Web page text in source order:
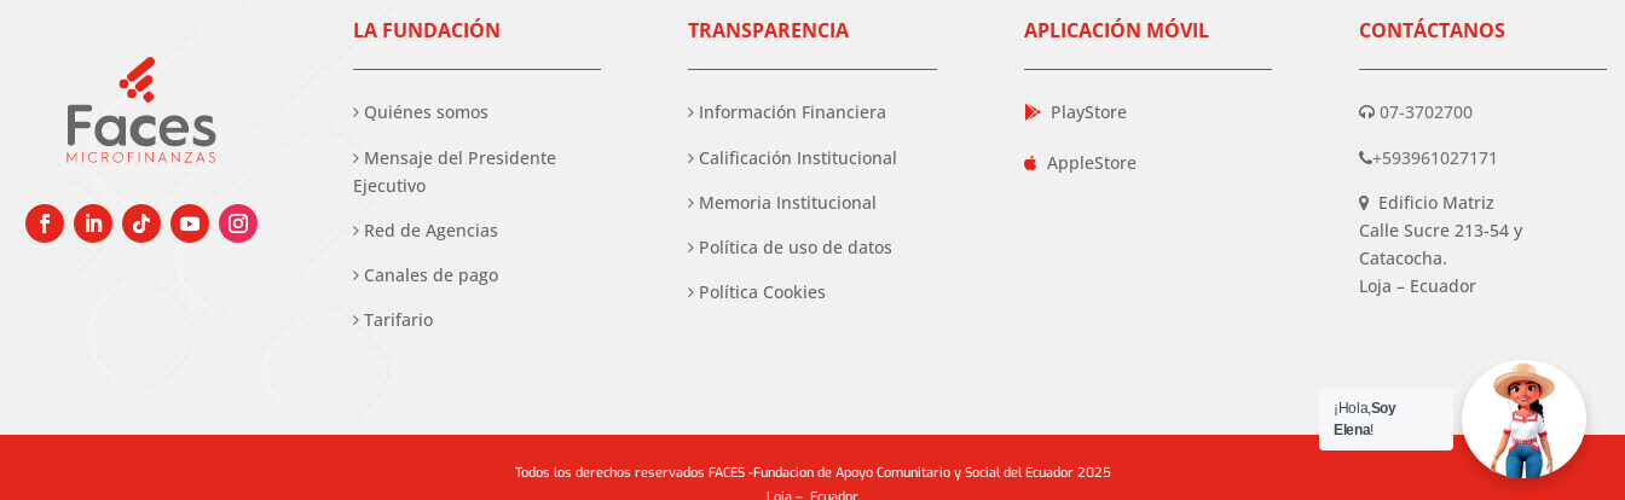
LA FUNDACIÓN
Quiénes somos
Mensaje del Presidente
Ejecutivo
Red de Agencias
Canales de pago
Tarifario
TRANSPARENCIA
Información Financiera
Calificación Institucional
Memoria Institucional
Política de uso de datos
Política Cookies
APLICACIÓN MÓVIL
PlayStore
AppleStore
CONTÁCTANOS
07-3702700
+593961027171
Edificio Matriz
Calle Sucre 213-54 y
Catacocha.
Loja – Ecuador
Todos los derechos reservados FACES -Fundacion de Apoyo Comunitario y Social del Ecuador 2025
¡Hola,Soy
Elena!